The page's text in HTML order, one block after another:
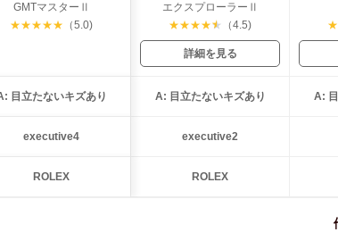
GMTマスターⅡ
★★★★★ （5.0)
エクスプローラーⅡ
★★★★★ （4.5)
詳細を見る
★
目立たないキズあり A: 目立たないキズあり A:
executive4 executive2
ROLEX ROLEX